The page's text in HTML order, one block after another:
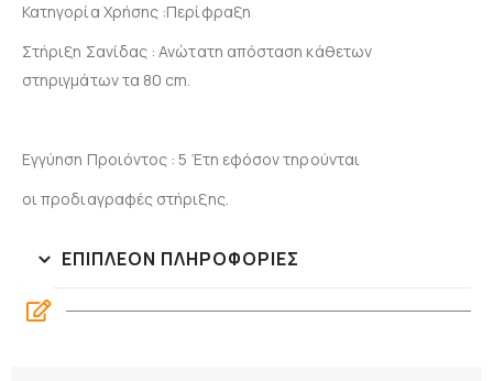
Κατηγορία Χρήσης :Περίφραξη
Στήριξη Σανίδας : Ανώτατη απόσταση κάθετων
στηριγμάτων τα 80 cm.
Εγγύηση Προιόντος : 5 Έτη εφόσον τηρούνται
οι προδιαγραφές στήριξης.
ΕΠΙΠΛΈΟΝ ΠΛΗΡΟΦΟΡΊΕΣ